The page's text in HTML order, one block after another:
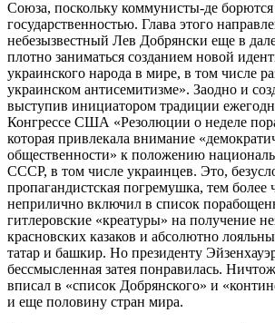
Союза, поскольку коммунисты-де борются
государственностью. Глава этого
небезызвестный Лев Добрянски еще в
плотно заниматься созданием новой
украинского народа в мире, в том числе
украинском антисемитизме». Заодно и
выступив инициатором традиции
Конгрессе США «Резолюции о неделе
которая привлекала внимание
общественности» к положению
СССР, в том числе украинцев. Это,
пропагандистская погремушка, тем более
неприлично включил в список
гитлеровские «креатуры» на получение
красновских казаков и абсолютно
татар и башкир. Но президенту
бессмысленная затея понравилась.
вписал в «список Добрянского» и
и еще половину стран мира.